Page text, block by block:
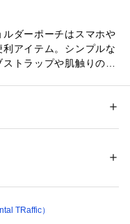
ダーポーチはスマホや
アイテム。シンプルな
トラップや肌触りの良
TRaffic）